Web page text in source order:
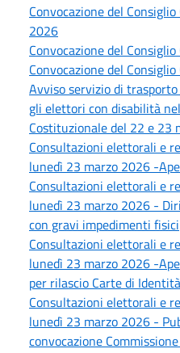
Convocazione del
2026
Convocazione del
Convocazione del
Avviso servizio di
gli elettori con disabilità
Costituzionale del 22 e 23
Consultazioni elettorali e
lunedì 23 marzo 2026 -
Consultazioni elettorali e
lunedì 23 marzo 2026 -
con gravi impedimenti fisici
Consultazioni elettorali e
lunedì 23 marzo 2026 -
per rilascio Carte di Identità
Consultazioni elettorali e
lunedì 23 marzo 2026 -
convocazione